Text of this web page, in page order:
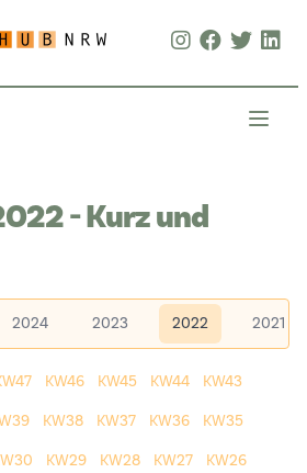
- Kurz und
2024 2023 2022 2021
KW46 KW45 KW44
KW43
KW38 KW37 KW36
KW35
KW29 KW28 KW27
KW26